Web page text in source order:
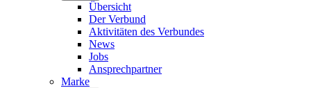
Übersicht
Der Verbund
Aktivitäten des Verbundes
News
Jobs
Ansprechpartner
Marke